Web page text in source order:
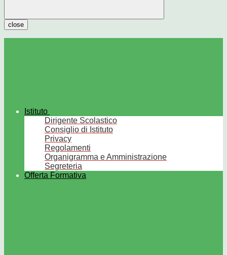
close
Istituto
Dirigente Scolastico
Consiglio di Istituto
Privacy
Regolamenti
Organigramma e Amministrazione
Segreteria
Offerta Formativa